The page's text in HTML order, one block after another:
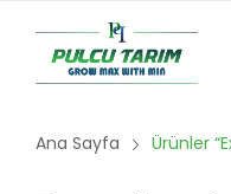
Ana Sayfa Ürünler